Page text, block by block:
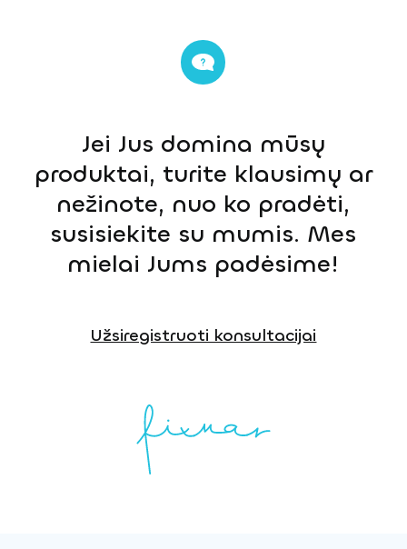
Jei Jus domina mūsų
produktai, turite klausimų ar
nežinote, nuo ko pradėti,
susisiekite su mumis. Mes
mielai Jums padėsime!
Užsiregistruoti konsultacijai